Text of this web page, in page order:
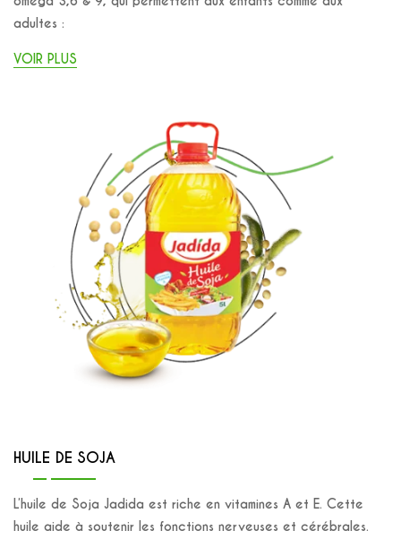
adultes :
VOIR PLUS
HUILE DE SOJA
L’huile de Soja Jadida est riche en vitamines A et E. Cette
huile aide à soutenir les fonctions nerveuses et cérébrales.